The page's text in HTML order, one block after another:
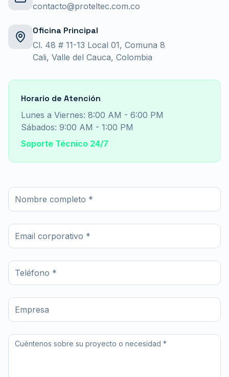
contacto@proteltec.com.co
Oficina Principal
Cl. 48 # 11-13 Local 01, Comuna 8
Cali, Valle del Cauca, Colombia
Horario de Atención
Lunes a Viernes: 8:00 AM - 6:00 PM
Sábados: 9:00 AM - 1:00 PM
Soporte Técnico 24/7